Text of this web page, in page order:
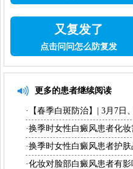
又复发了
点击问问怎么防复发
更多的患者继续阅读
·【春季白斑防治】| 3月7日
·换季时女性白癜风患者化妆
·换季时女性白癜风患者护
·化妆对脸部白癜风患者有